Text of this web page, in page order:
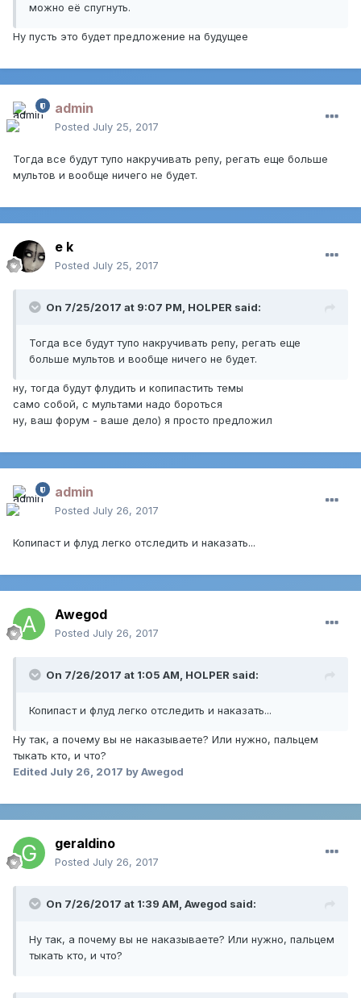
можно её спугнуть.
Ну пусть это будет предложение на будущее
admin
Posted July 25, 2017
Тогда все будут тупо накручивать репу, регать еще больше
мультов и вообще ничего не будет.
e k
Posted July 25, 2017
On 7/25/2017 at 9:07 PM, HOLPER said:
Тогда все будут тупо накручивать репу, регать еще
больше мультов и вообще ничего не будет.
ну, тогда будут флудить и копипастить темы
само собой, с мультами надо бороться
ну, ваш форум - ваше дело) я просто предложил
admin
Posted July 26, 2017
Копипаст и флуд легко отследить и наказать...
Awegod
Posted July 26, 2017
On 7/26/2017 at 1:05 AM, HOLPER said:
Копипаст и флуд легко отследить и наказать...
Ну так, а почему вы не наказываете? Или нужно, пальцем
тыкать кто, и что?
Edited July 26, 2017 by Awegod
geraldino
Posted July 26, 2017
On 7/26/2017 at 1:39 AM, Awegod said:
Ну так, а почему вы не наказываете? Или нужно, пальцем
тыкать кто, и что?